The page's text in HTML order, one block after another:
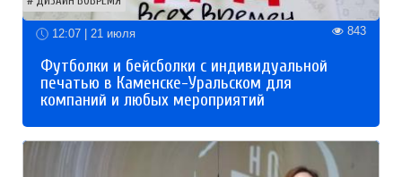
12:07 | 21 июля 843
Футболки и бейсболки с индивидуальной
печатью в Каменске-Уральском для
компаний и любых мероприятий